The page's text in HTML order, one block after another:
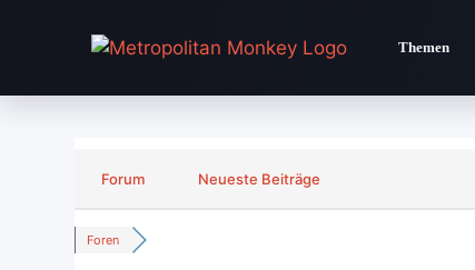
Themen
Forum Neueste Beiträge
Foren